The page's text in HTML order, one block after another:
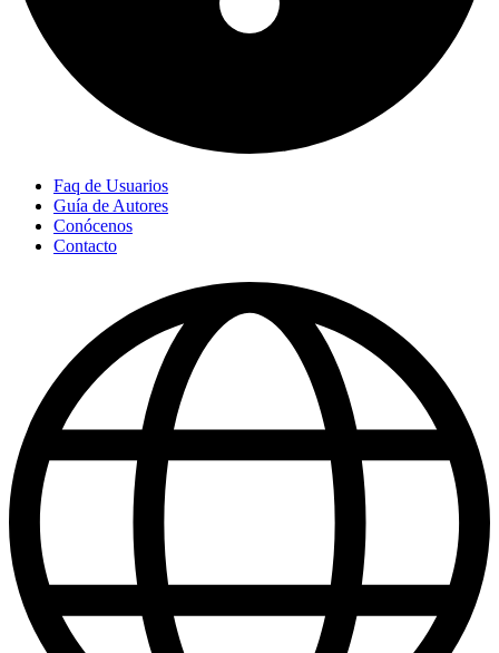
Faq de Usuarios
Guía de Autores
Conócenos
Contacto